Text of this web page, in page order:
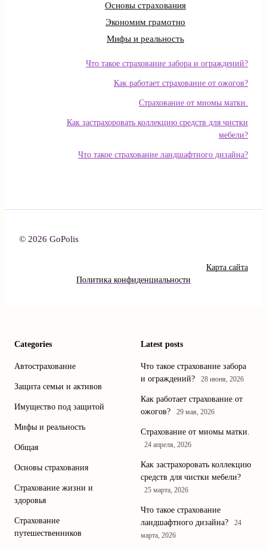
Основы страхования
Экономим грамотно
Мифы и реальность
Что такое страхование забора и ограждений?
Как работает страхование от ожогов?
Страхование от миомы матки.
Как застрахоровать коллекцию средств для чистки
мебели?
Что такое страхование ландшафтного дизайна?
© 2026 GoPolis
Карта сайта
Политика конфиденциальности
Categories
Автострахование
Защита семьи и активов
Имущество под защитой
Мифы и реальность
Общая
Основы страхования
Страхование жизни и
здоровья
Страхование
путешественников
Latest posts
Что такое страхование забора
и ограждений?
28 июня, 2026
Как работает страхование от
ожогов?
29 мая, 2026
Страхование от миомы матки.
24 апреля, 2026
Как застрахоровать коллекцию
средств для чистки мебели?
25 марта, 2026
Что такое страхование
ландшафтного дизайна?
24
марта, 2026